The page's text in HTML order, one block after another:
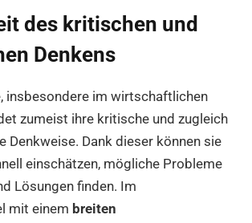
des kritischen und
Denkens
insbesondere im wirtschaftlichen
zumeist ihre kritische und zugleich
Denkweise. Dank dieser können sie
einschätzen, mögliche Probleme
Lösungen finden. Im
mit einem breiten